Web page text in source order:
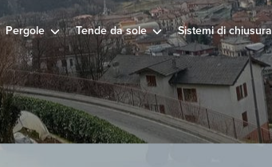
Pergole Tende da sole Sistemi di chiusura